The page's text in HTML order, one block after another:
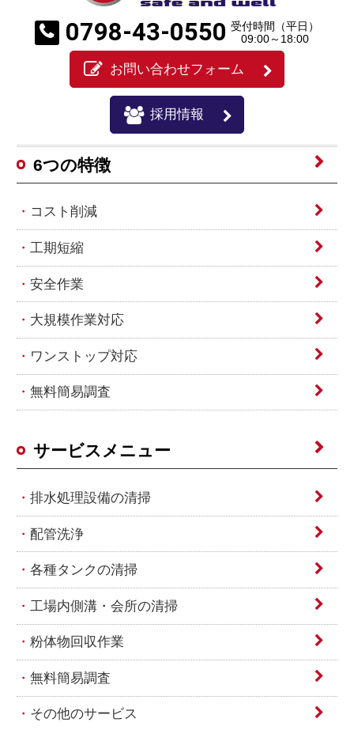
0798-43-0550 受付時間（平日）
09:00～18:00
お問い合わせフォーム
採用情報
6つの特徴
コスト削減
工期短縮
安全作業
大規模作業対応
ワンストップ対応
無料簡易調査
サービスメニュー
排水処理設備の清掃
配管洗浄
各種タンクの清掃
工場内側溝・会所の清掃
粉体物回収作業
無料簡易調査
その他のサービス